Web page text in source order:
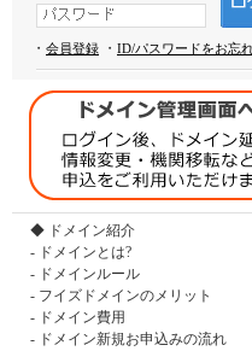
・ 会員登録 ・ ID/パスワードをお忘
◆ ドメイン紹介
- ドメインとは?
- ドメインルール
- フイズドメインのメリット
- ドメイン費用
- ドメイン新規お申込みの流れ